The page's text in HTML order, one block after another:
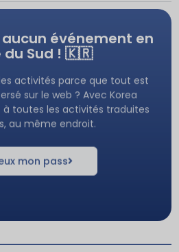
aucun événement en
du Sud ! 🇰🇷
activités parce que tout est
sur le web ? Avec Korea
à toutes les activités traduites
au même endroit.
mon pass